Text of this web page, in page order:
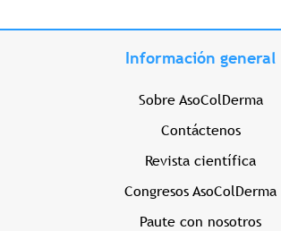
Información general
Sobre AsoColDerma
Contáctenos
Revista científica
Congresos AsoColDerma
Paute con nosotros